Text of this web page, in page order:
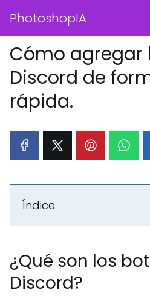
PhotoshopIA
Cómo agregar
Discord de
rápida.
Índice
¿Qué son los
Discord?